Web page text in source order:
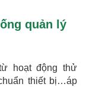
quản lý
hoạt động thử
thiết bị…áp